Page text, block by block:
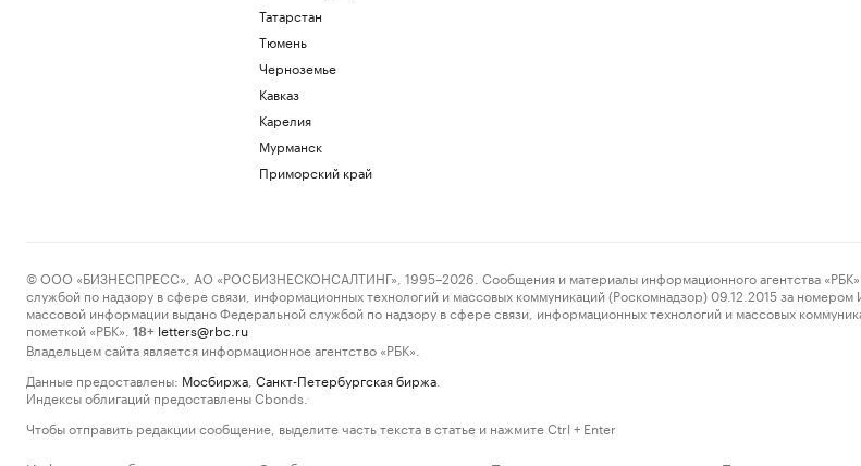
Татарстан
Тюмень
Черноземье
Кавказ
Карелия
Мурманск
Приморский край
© ООО «БИЗНЕСПРЕСС», АО «РОСБИЗНЕСКОНСАЛТИНГ», 1995–2026. Сообщения и материалы информационного агентства «РБК»
службой по надзору в сфере связи, информационных технологий и массовых коммуникаций (Роскомнадзор) 09.12.2015 за
массовой информации выдано Федеральной службой по надзору в сфере связи, информационных технологий и массовых
пометкой «РБК».
18+ letters@rbc.ru
Владельцем сайта является информационное агентство «РБК».
Данные предоставлены: Мосбиржа Санкт-Петербургская биржа
Индексы облигаций предоставлены Cbonds.
Чтобы отправить редакции сообщение, выделите часть текста в статье и нажмите Ctrl + Enter